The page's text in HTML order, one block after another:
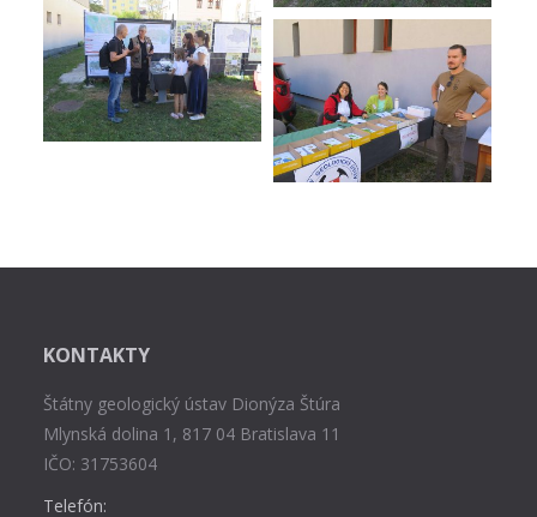
KONTAKTY
Štátny geologický ústav Dionýza Štúra
Mlynská dolina 1, 817 04 Bratislava 11
IČO: 31753604
Telefón: